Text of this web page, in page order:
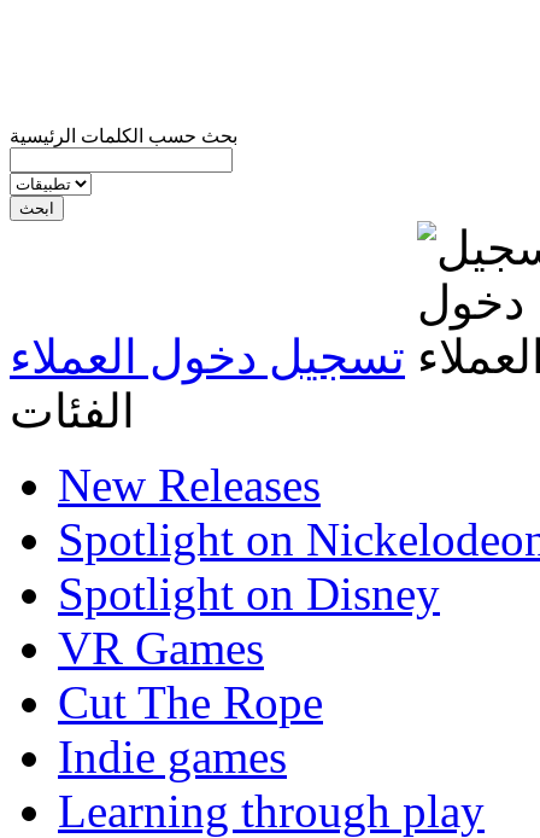
بحث حسب الكلمات الرئيسية
تسجيل دخول العملاء
الفئات
New Releases
Spotlight on
Spotlight on Disney
VR Games
Cut The Rope
Indie games
Learning through play